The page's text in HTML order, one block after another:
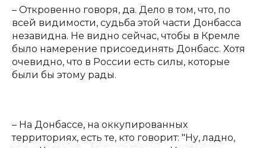
– Откровенно говоря, да. Дело в том, что, по
всей видимости, судьба этой части Донбасса
незавидна. Не видно сейчас, чтобы в Кремле
было намерение присоединять Донбасс. Хотя
очевидно, что в России есть силы, которые
были бы этому рады.
– На Донбассе, на оккупированных
территориях, есть те, кто говорит: "Ну, ладно,